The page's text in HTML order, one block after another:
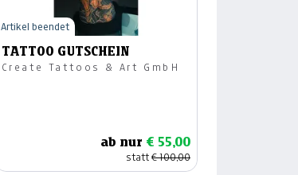
TATTOO GUTSCHEIN
Create Tattoos & Art GmbH
ab nur € 55,00
statt€ 100,00
Artikel beendet